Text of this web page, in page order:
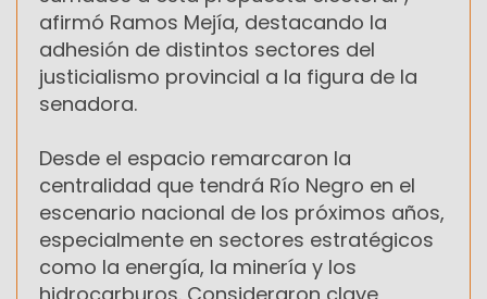
afirmó Ramos Mejía, destacando la
adhesión de distintos sectores del
justicialismo provincial a la figura de la
senadora.
Desde el espacio remarcaron la
centralidad que tendrá Río Negro en el
escenario nacional de los próximos años,
especialmente en sectores estratégicos
como la energía, la minería y los